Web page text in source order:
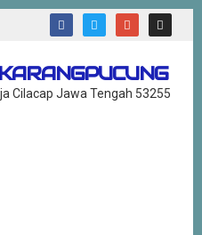
Cilacap Jawa Tengah 53255